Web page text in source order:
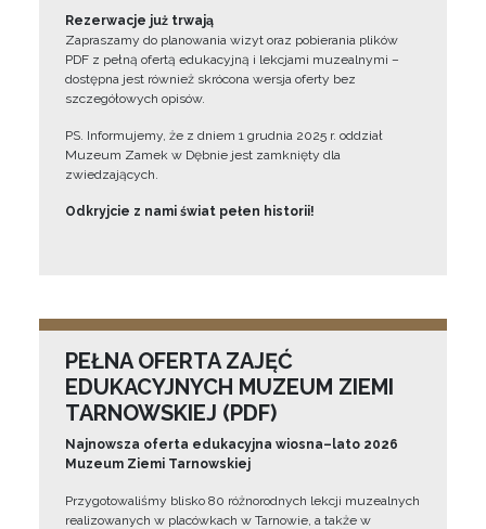
Rezerwacje już trwają
Zapraszamy do planowania wizyt oraz pobierania plików
PDF z pełną ofertą edukacyjną i lekcjami muzealnymi –
dostępna jest również skrócona wersja oferty bez
szczegółowych opisów.
PS. Informujemy, że z dniem 1 grudnia 2025 r. oddział
Muzeum Zamek w Dębnie jest zamknięty dla
zwiedzających.
Odkryjcie z nami świat pełen historii!
PEŁNA OFERTA ZAJĘĆ
EDUKACYJNYCH MUZEUM ZIEMI
TARNOWSKIEJ (PDF)
Najnowsza oferta edukacyjna wiosna–lato 2026
Muzeum Ziemi Tarnowskiej
Przygotowaliśmy blisko 80 różnorodnych lekcji muzealnych
realizowanych w placówkach w Tarnowie, a także w